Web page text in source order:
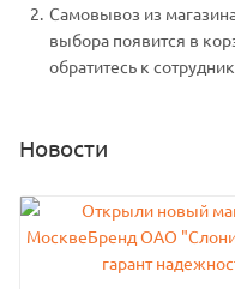
Самовывоз из
выбора появится в
обратитесь к
Новости